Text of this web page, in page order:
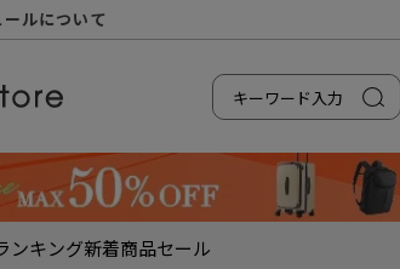
ルについて
について
）のお知らせ
の影響について
さい
まして
して
ださい
ンキング新着商品セール